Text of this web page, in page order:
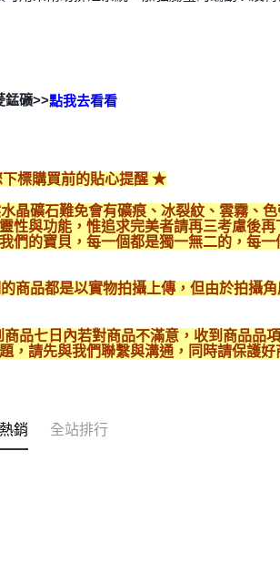
錳礦>>點我去看看
標購買前的貼心提醒 ★
晶礦石難免會有礦痕、冰裂紋、雲霧、
性與功能，惟追求完美者請再三考慮後
們的寶貝，每一個都是獨一無二的，每
商品都是以實物拍攝上傳，但由於拍攝
商品七日內若對商品不滿意，收到商品品
，請先與我們聯繫與溝通，同時請保護
銷 全站排行